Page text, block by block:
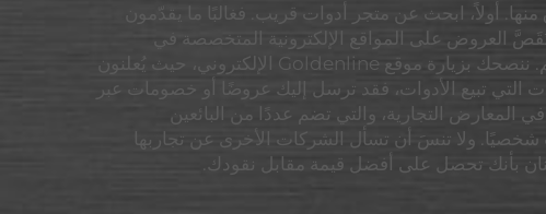
أولاً، ابحث عن متجر أدوات قريب. فغالبًا ما يقدّمون
العروض على المواقع الإلكترونية المتخصصة في
الأدوات، لا سيما في المناسبات والأعياد. كما يمكنك توفير بعض المال من خلال البحث عن القسائم أو أكواد الخصم. ننصحك بزيارة موقع Goldenline الإلكتروني، حيث يُعلنون
التي تبيع الأدوات، فقد ترسل إليك عروضًا أو خصومات عبر
المعارض التجارية، والتي تضم عددًا من البائعين
ولا تنسَ أن تسأل الشركات الأخرى عن تجاربها
بأنك تحصل على أفضل قيمة مقابل نقودك.